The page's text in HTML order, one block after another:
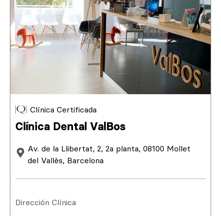
Clínica Certificada
Clínica Dental ValBos
Av. de la Llibertat, 2, 2a planta, 08100 Mollet
del Vallès, Barcelona
Dirección Clínica